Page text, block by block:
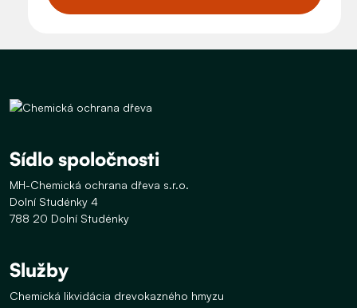
Sídlo spoločnosti
MH-Chemická ochrana dřeva s.r.o.
Dolní Studénky 4
788 20 Dolní Studénky
Služby
Chemická likvidácia drevokazného hmyzu